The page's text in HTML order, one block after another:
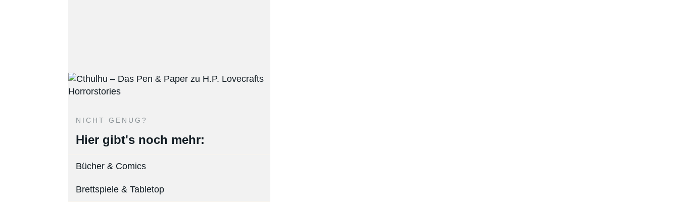
NICHT GENUG?
Hier gibt's noch mehr:
Bücher & Comics
Brettspiele & Tabletop